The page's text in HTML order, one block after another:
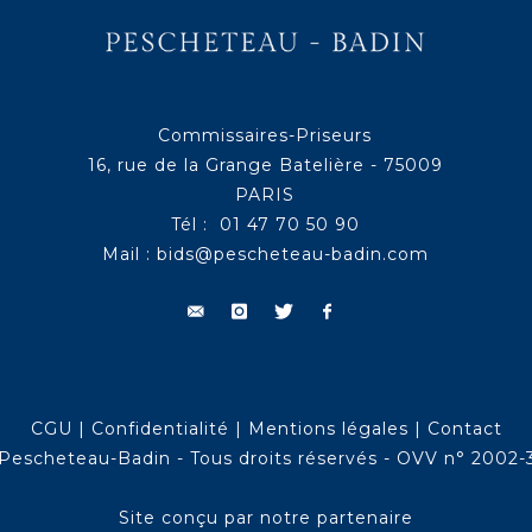
Commissaires-Priseurs
16, rue de la Grange Batelière - 75009
PARIS
Tél : 01 47 70 50 90
Mail : bids@pescheteau-badin.com
CGU | Confidentialité | Mentions légales | Contact
Badin - Tous droits réservés - OVV n° 2002-
Site conçu par notre partenaire